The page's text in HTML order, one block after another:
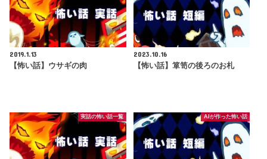
2019.1.13
【怖い話】ウサギの肉
2023.10.16
【怖い話】箪笥の後ろのお札
実話の怖い話一覧 AIが作った怖い話